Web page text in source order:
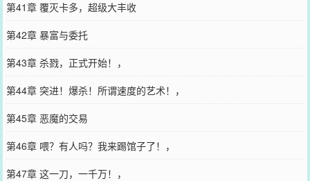
第41章 覆灭卡多，超级大丰收
第42章 暴富与委托
第43章 杀戮，正式开始！，
第44章 突进！爆杀！所谓速度的艺术！，
第45章 恶魔的交易
第46章 喂？有人吗？我来踢馆子了！，
第47章 这一刀，一千万！，